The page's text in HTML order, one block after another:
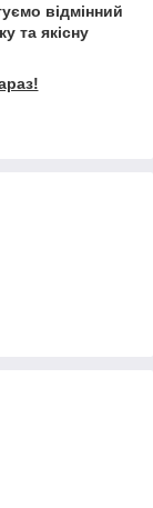
відмінний
та якісну